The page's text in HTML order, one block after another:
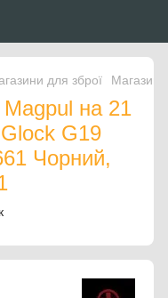
для зброї
на 21
G19
Чорний,